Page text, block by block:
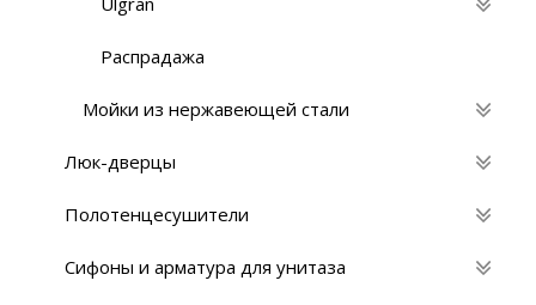
Распрадажа
Мойки из нержавеющей стали
Люк-дверцы
Полотенцесушители
Сифоны и арматура для унитаза